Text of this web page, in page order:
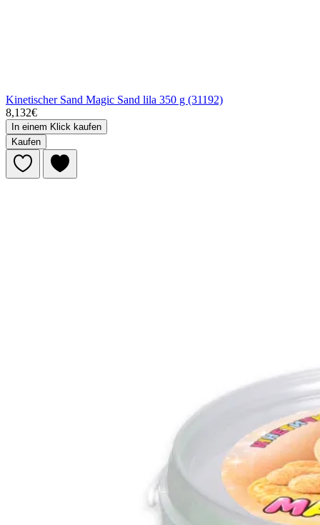
Kinetischer Sand Magic Sand lila 350 g (31192)
8,132€
In einem Klick kaufen
Kaufen